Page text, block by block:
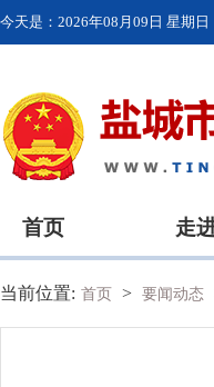
今天是： 2026年08月09日 星期日
首页 走
当前位置: 首页 > 要闻动态